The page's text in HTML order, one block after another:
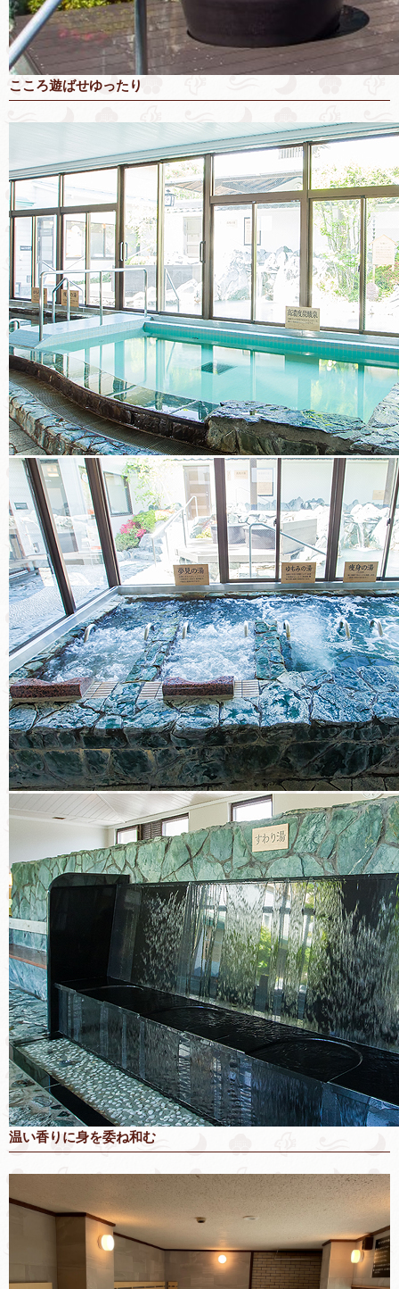
こころ遊ばせゆったり
温い香りに身を委ね和む